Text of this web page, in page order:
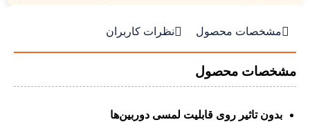
مشخصات محصول نظرات کاربران
مشخصات محصول
بدون تاثیر روی قابلیت لمسی دوربین‌ها